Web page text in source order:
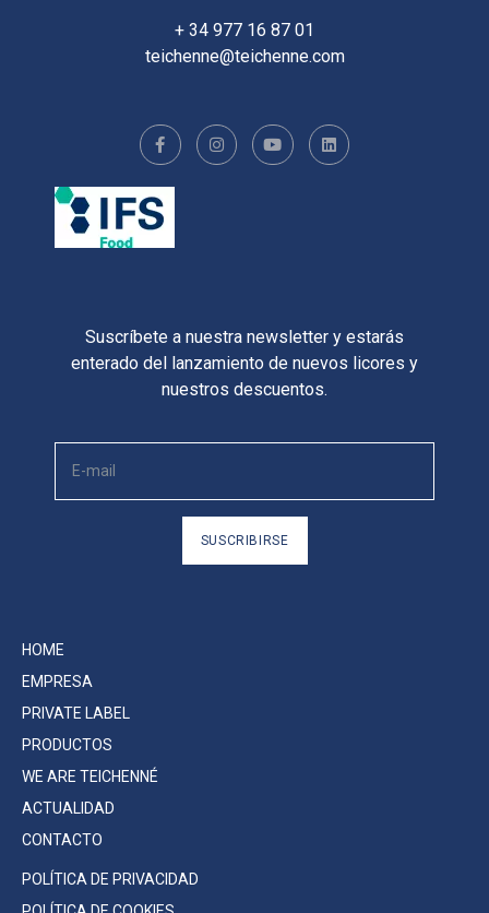
HOME
EMPRESA
PRIVATE LABEL
PRODUCTOS
WE ARE TEICHENNÉ
ACTUALIDAD
CONTACTO
POLÍTICA DE PRIVACIDAD
+ 34 977 16 87 01
teichenne@teichenne.com
Suscríbete a nuestra newsletter y estarás
enterado del lanzamiento de nuevos licores y
nuestros descuentos.
SUSCRIBIRSE